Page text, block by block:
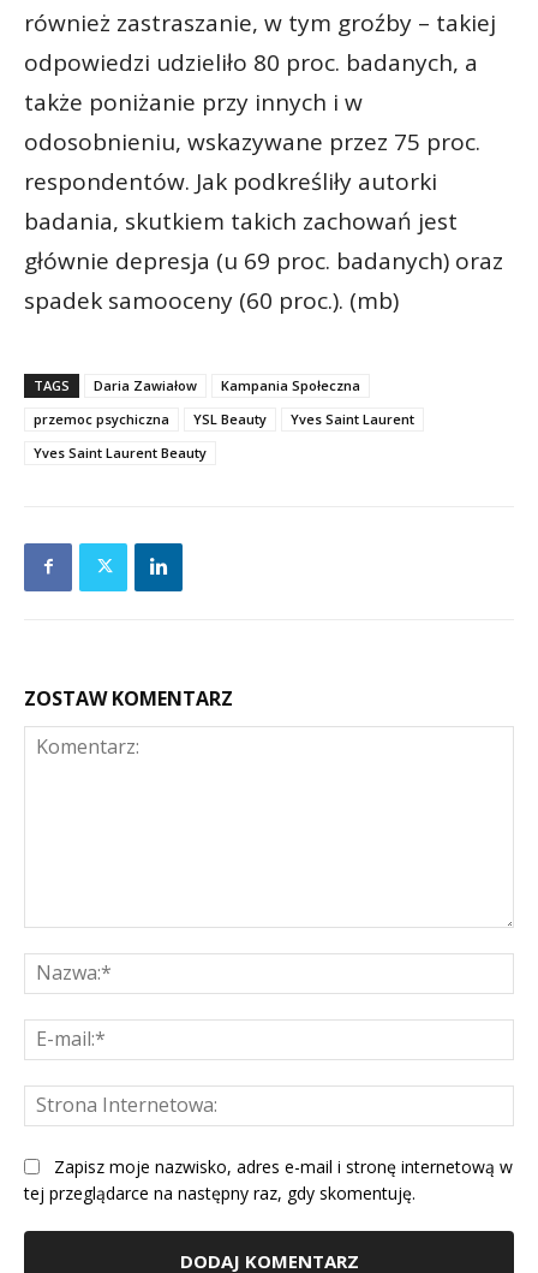
również zastraszanie, w tym groźby – takiej
odpowiedzi udzieliło 80 proc. badanych, a
także poniżanie przy innych i w
odosobnieniu, wskazywane przez 75 proc.
respondentów. Jak podkreśliły autorki
badania, skutkiem takich zachowań jest
głównie depresja (u 69 proc. badanych) oraz
spadek samooceny (60 proc.). (mb)
TAGS Daria Zawiałow
Kampania Społeczna
przemoc psychiczna
YSL Beauty
Yves Saint Laurent
Yves Saint Laurent Beauty
ZOSTAW KOMENTARZ
Zapisz moje nazwisko, adres e-mail i stronę internetową w
tej przeglądarce na następny raz, gdy skomentuję.